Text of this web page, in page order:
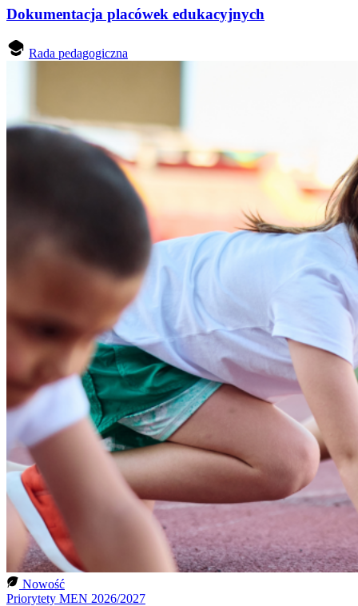
Dokumentacja placówek edukacyjnych
Rada pedagogiczna
Nowość
Priorytety MEN 2026/2027